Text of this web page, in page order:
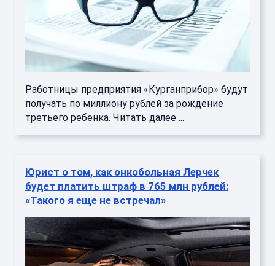
Работницы предприятия «Курганприбор» будут
получать по миллиону рублей за рождение
третьего ребенка. Читать далее ...
Юрист о том, как онкобольная Лерчек
будет платить штраф в 765 млн рублей:
«Такого я еще не встречал»